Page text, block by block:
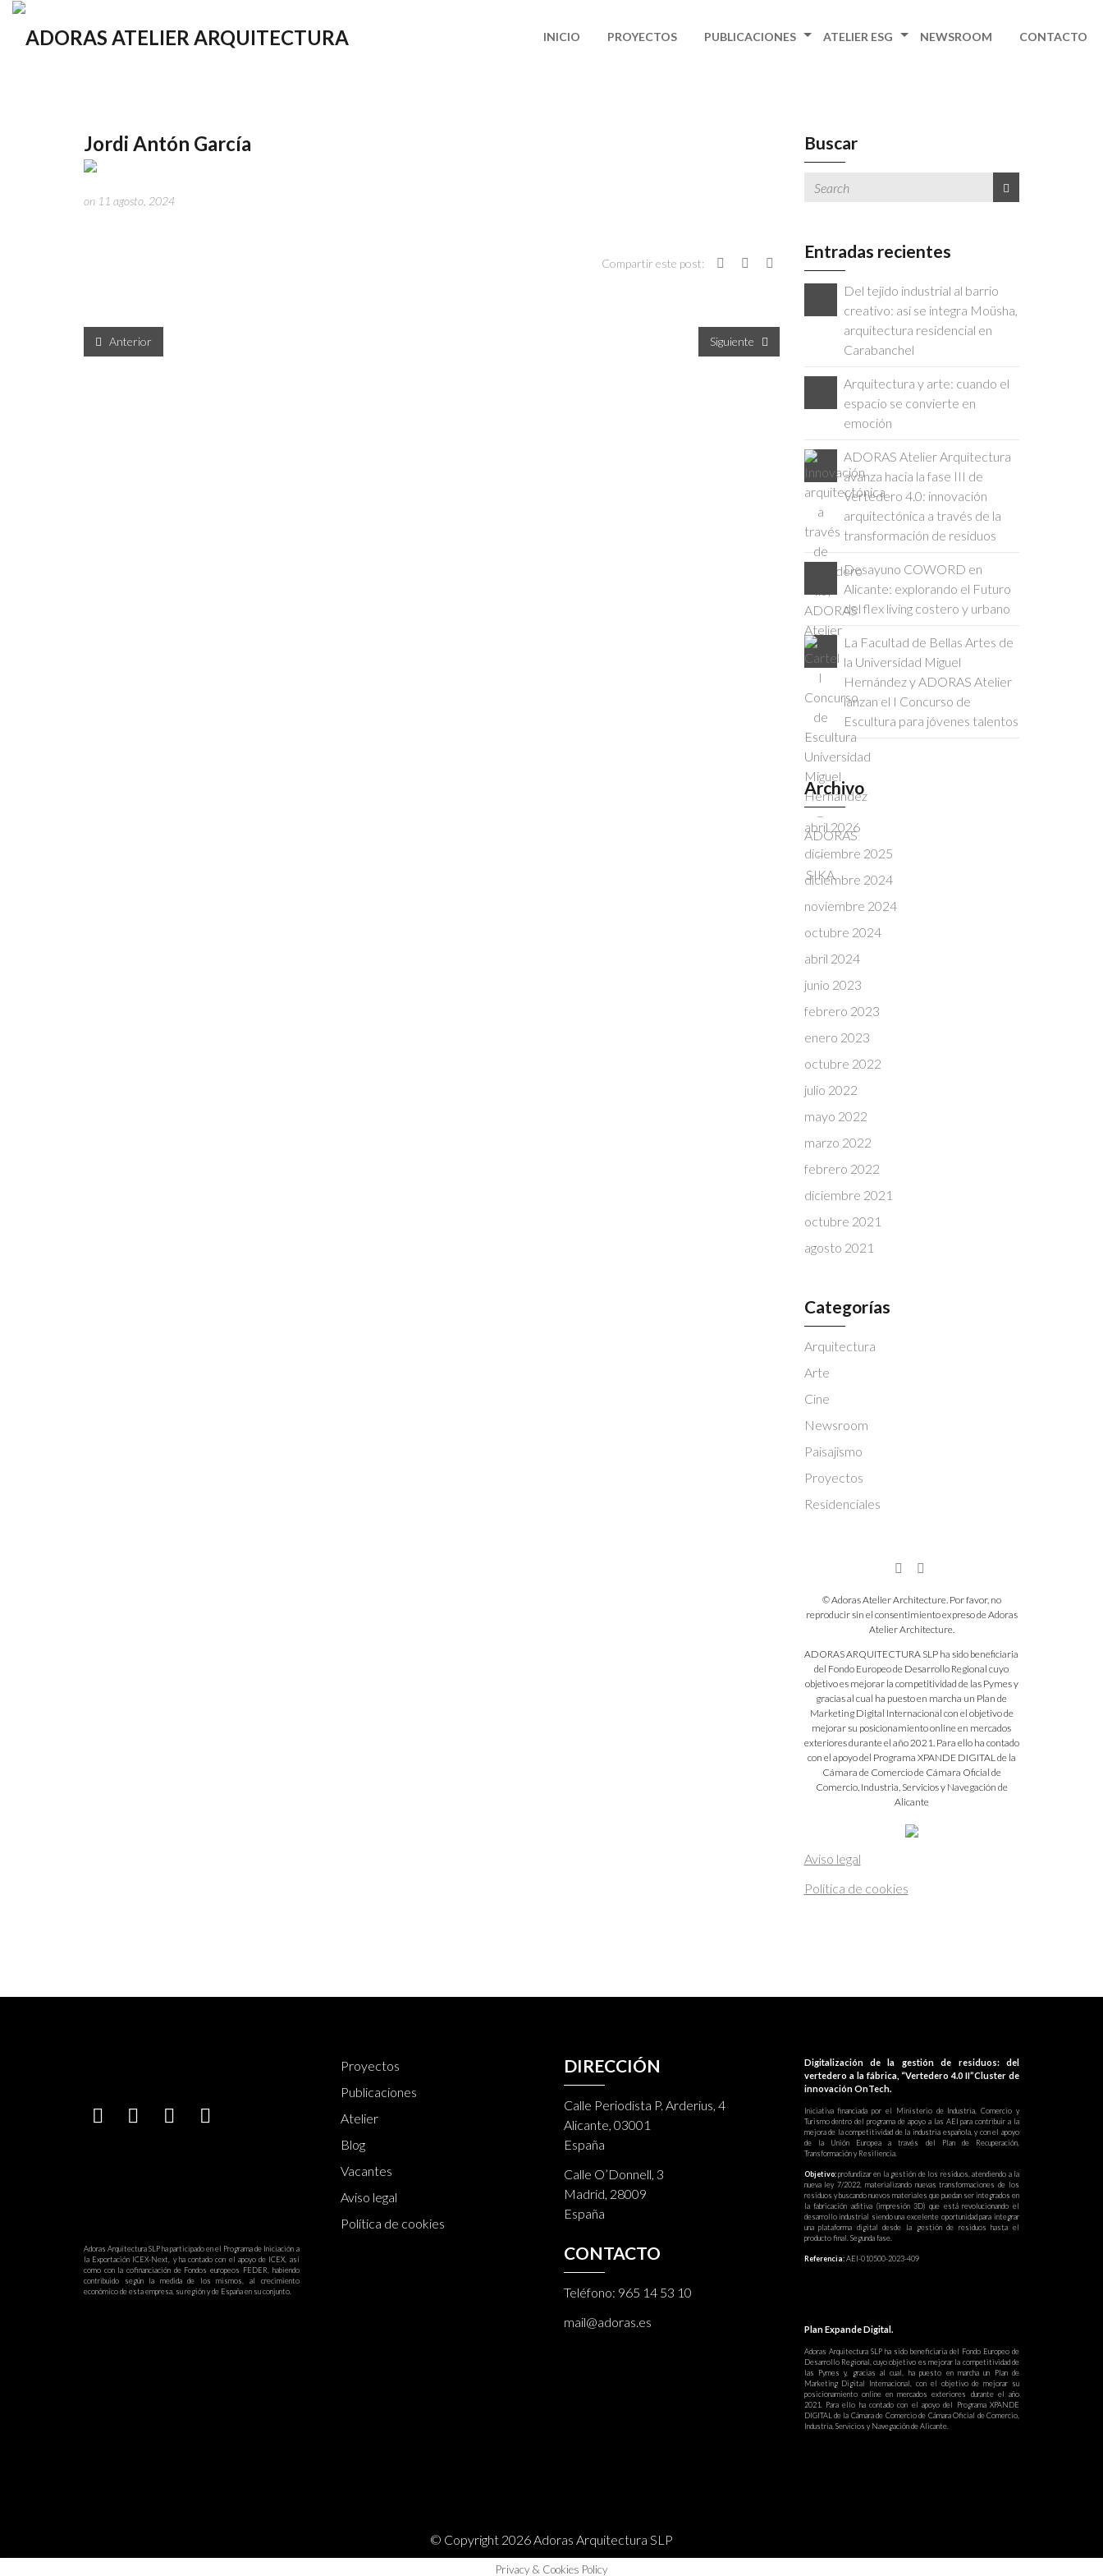
INICIO PROYECTOS PUBLICACIONES ATELIER ESG NEWSROOM CONTACTO
Jordi Antón García
on 11 agosto, 2024
Compartir este post:
Anterior Siguiente
Buscar
Entradas recientes
Del tejido industrial al barrio
creativo: así se integra Moüsha,
arquitectura residencial en
Carabanchel
Arquitectura y arte: cuando el
espacio se convierte en
emoción
ADORAS Atelier Arquitectura
avanza hacia la fase III de
Vertedero 4.0: innovación
arquitectónica a través de la
transformación de residuos
Desayuno COWORD en
Alicante: explorando el Futuro
del flex living costero y urbano
La Facultad de Bellas Artes de
la Universidad Miguel
Hernández y ADORAS Atelier
lanzan el I Concurso de
Escultura para jóvenes talentos
Archivo
abril 2026
diciembre 2025
diciembre 2024
noviembre 2024
octubre 2024
abril 2024
junio 2023
febrero 2023
enero 2023
octubre 2022
julio 2022
mayo 2022
marzo 2022
febrero 2022
diciembre 2021
octubre 2021
agosto 2021
Categorías
Arquitectura
Arte
Cine
Newsroom
Paisajismo
Proyectos
Residenciales
© Adoras Atelier Architecture. Por favor, no
reproducir sin el consentimiento expreso de Adoras
Atelier Architecture.
ADORAS ARQUITECTURA SLP ha sido beneficiaria
del Fondo Europeo de Desarrollo Regional cuyo
objetivo es mejorar la competitividad de las Pymes y
gracias al cual ha puesto en marcha un Plan de
Marketing Digital Internacional con el objetivo de
mejorar su posicionamiento online en mercados
exteriores durante el año 2021. Para ello ha contado
con el apoyo del Programa XPANDE DIGITAL de la
Cámara de Comercio de Cámara Oficial de
Comercio, Industria, Servicios y Navegación de
Alicante
Aviso legal
Política de cookies
Adoras Arquitectura SLP ha participado en el Programa de Iniciación a
la Exportación ICEX-Next, y ha contado con el apoyo de ICEX, así
como con la cofinanciación de Fondos europeos FEDER, habiendo
contribuido según la medida de los mismos, al crecimiento
económico de esta empresa, su región y de España en su conjunto.
Proyectos
Publicaciones
Atelier
Blog
Vacantes
Aviso legal
Política de cookies
DIRECCIÓN
Calle Periodista P. Arderius, 4
Alicante, 03001
España
Calle O’Donnell, 3
Madrid, 28009
España
CONTACTO
Teléfono: 965 14 53 10
mail@adoras.es
Digitalización de la gestión de residuos: del
vertedero a la fábrica, “Vertedero 4.0 II”Cluster de
innovación OnTech.
Iniciativa financiada por el Ministerio de Industria, Comercio y
Turismo dentro del programa de apoyo a las AEI para contribuir a la
mejora de la competitividad de la industria española, y con el apoyo
de la Unión Europea a través del Plan de Recuperación,
Transformación y Resiliencia.
Objetivo:profundizar en la gestión de los residuos, atendiendo a la
nueva ley 7/2022, materializando nuevas transformaciones de los
residuos y buscando nuevos materiales que puedan ser integrados en
la fabricación aditiva (impresión 3D) que está revolucionando el
desarrollo industrial siendo una excelente oportunidad para integrar
una plataforma digital desde la gestión de residuos hasta el
producto final. Segunda fase.
Referencia:AEI-010500-2023-409
Plan Expande Digital.
Adoras Arquitectura SLP ha sido beneficiaria del Fondo Europeo de
Desarrollo Regional, cuyo objetivo es mejorar la competitividad de
las Pymes y, gracias al cual, ha puesto en marcha un Plan de
Marketing Digital Internacional, con el objetivo de mejorar su
posicionamiento online en mercados exteriores durante el año
2021. Para ello ha contado con el apoyo del Programa XPANDE
DIGITAL de la Cámara de Comercio de Cámara Oficial de Comercio,
Industria, Servicios y Navegación de Alicante.
© Copyright 2026 Adoras Arquitectura SLP
Privacy & Cookies Policy